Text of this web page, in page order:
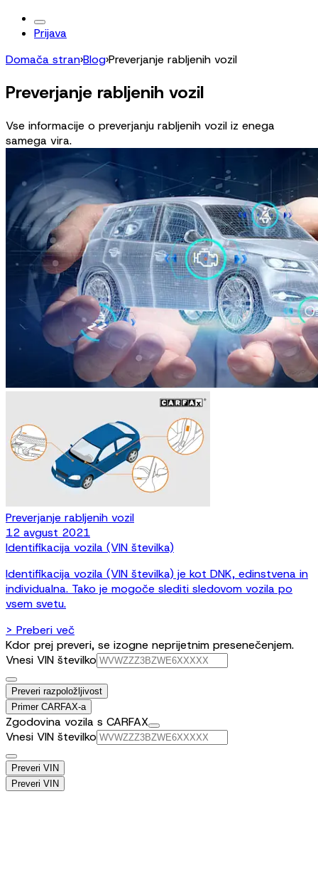
Prijava
Domača stran›Blog›Preverjanje rabljenih vozil
Preverjanje rabljenih vozil
Vse informacije o preverjanju rabljenih vozil iz enega
samega vira.
Preverjanje rabljenih vozil
12 avgust 2021
Identifikacija vozila (VIN številka)
Identifikacija vozila (VIN številka) je kot DNK, edinstvena in
individualna. Tako je mogoče slediti sledovom vozila po
vsem svetu.
> Preberi več
Kdor prej preveri, se izogne neprijetnim presenečenjem.
Vnesi VIN številko
Preveri razpoložljivost
Primer CARFAX-a
Zgodovina vozila s CARFAX
Vnesi VIN številko
Preveri VIN
Preveri VIN